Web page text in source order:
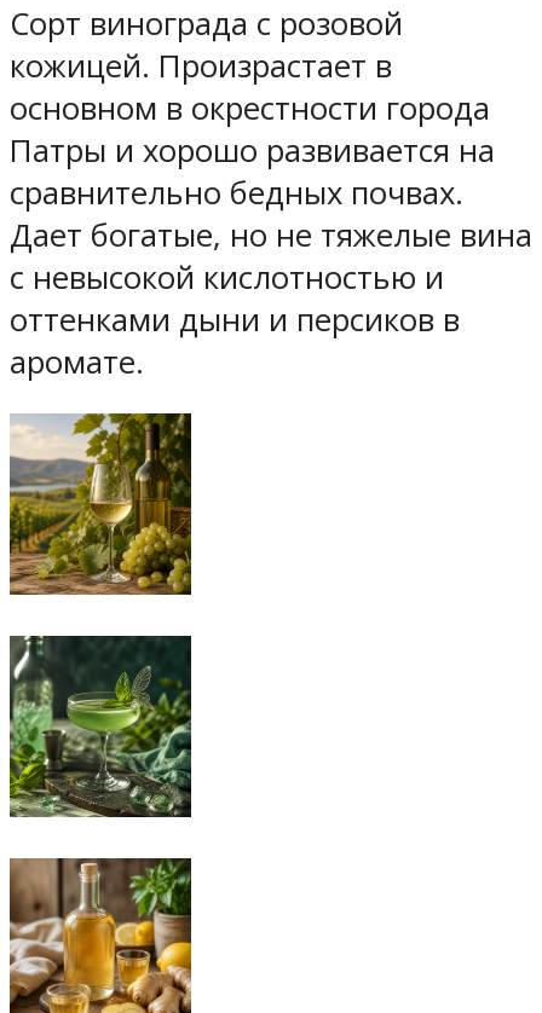
Сорт винограда с розовой
кожицей. Произрастает в
основном в окрестности города
Патры и хорошо развивается на
сравнительно бедных почвах.
Дает богатые, но не тяжелые вина
с невысокой кислотностью и
оттенками дыни и персиков в
аромате.